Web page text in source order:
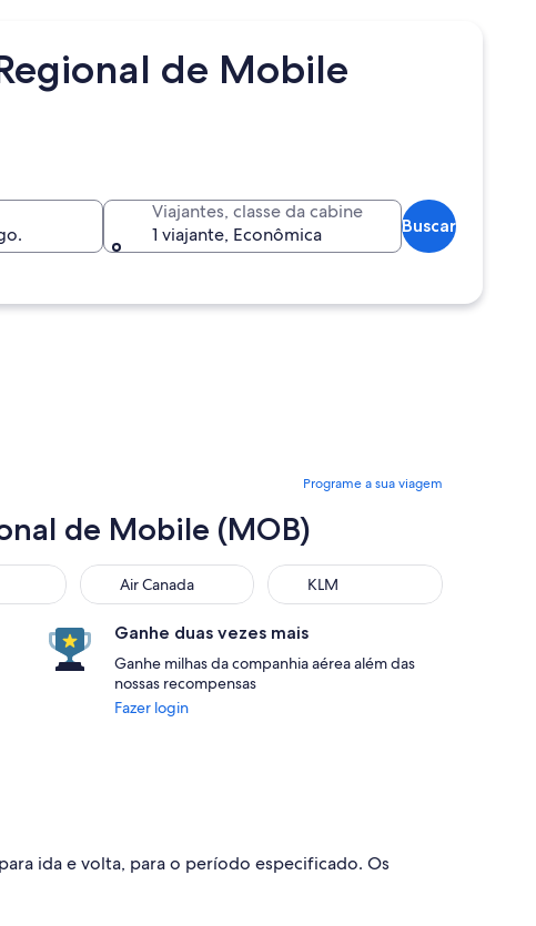
de Mobile
Viajantes, classe da cabine
1 viajante, Econômica
Buscar
Programe a sua viagem
de Mobile (MOB)
Air Canada KLM
Ganhe duas vezes mais
Ganhe milhas da companhia aérea além das
nossas recompensas
Fazer login
ida e volta, para o período especificado. Os